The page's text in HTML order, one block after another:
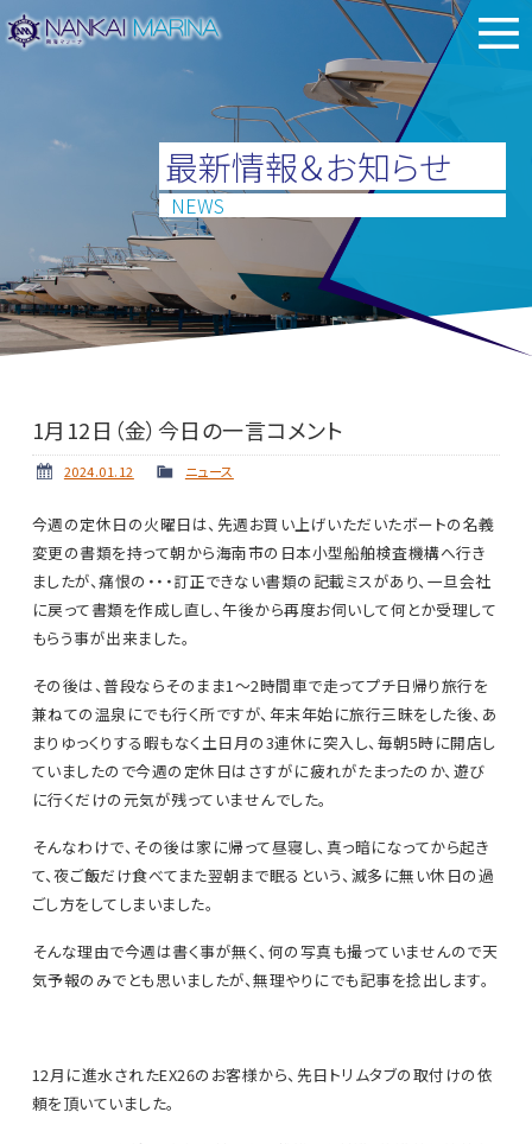
最新情報＆お知らせ
NEWS
1月12日（金）今日の一言コメント
2024.01.12 ニュース
今週の定休日の火曜日は、先週お買い上げいただいたボートの名義
変更の書類を持って朝から海南市の日本小型船舶検査機構へ行き
ましたが、痛恨の・・・訂正できない書類の記載ミスがあり、一旦会社
に戻って書類を作成し直し、午後から再度お伺いして何とか受理して
もらう事が出来ました。
その後は、普段ならそのまま1～2時間車で走ってプチ日帰り旅行を
兼ねての温泉にでも行く所ですが、年末年始に旅行三昧をした後、あ
まりゆっくりする暇もなく土日月の3連休に突入し、毎朝5時に開店し
ていましたので今週の定休日はさすがに疲れがたまったのか、遊び
に行くだけの元気が残っていませんでした。
そんなわけで、その後は家に帰って昼寝し、真っ暗になってから起き
て、夜ご飯だけ食べてまた翌朝まで眠るという、滅多に無い休日の過
ごし方をしてしまいました。
そんな理由で今週は書く事が無く、何の写真も撮っていませんので天
気予報のみでとも思いましたが、無理やりにでも記事を捻出します。
12月に進水されたEX26のお客様から、先日トリムタブの取付けの依
頼を頂いていました。